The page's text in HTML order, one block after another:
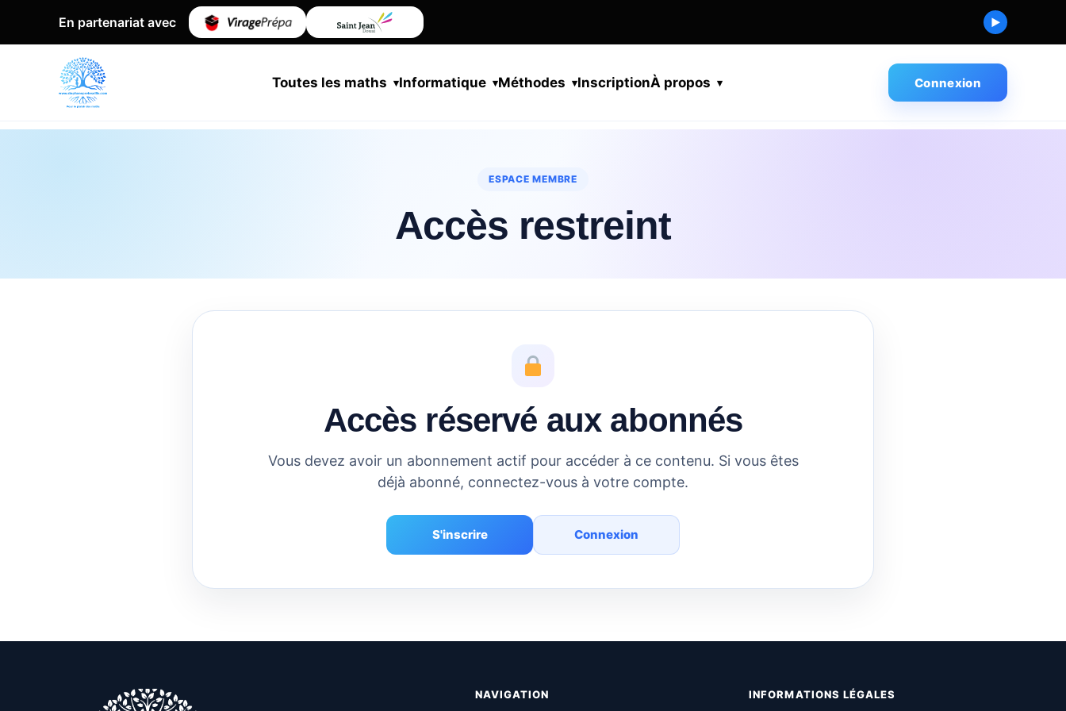
En partenariat avec ▶
Toutes les maths Informatique Méthodes InscriptionÀ propos Connexion
ESPACE MEMBRE
Accès restreint
Accès réservé aux abonnés
Vous devez avoir un abonnement actif pour accéder à ce contenu. Si vous êtes
déjà abonné, connectez-vous à votre compte.
S'inscrire Connexion
NAVIGATION INFORMATIONS LÉGALES